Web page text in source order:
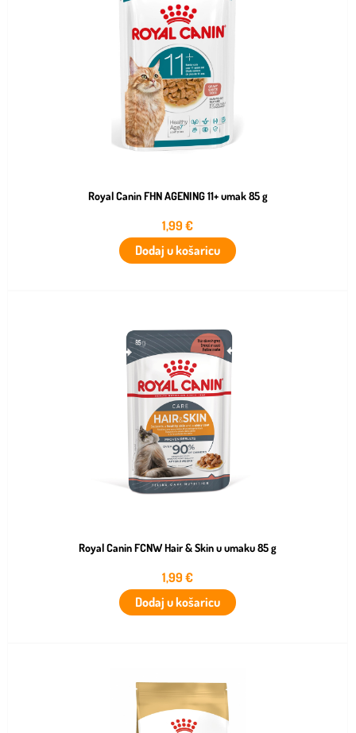
Royal Canin FHN AGENING 11+ umak 85 g
1,99€
Dodaj u košaricu
Royal Canin FCNW Hair & Skin u umaku 85 g
1,99€
Dodaj u košaricu